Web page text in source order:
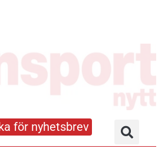
för nyhetsbrev